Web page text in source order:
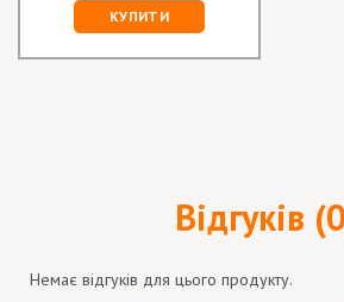
КУПИТИ
Відгуків
Немає відгуків для цього продукту.